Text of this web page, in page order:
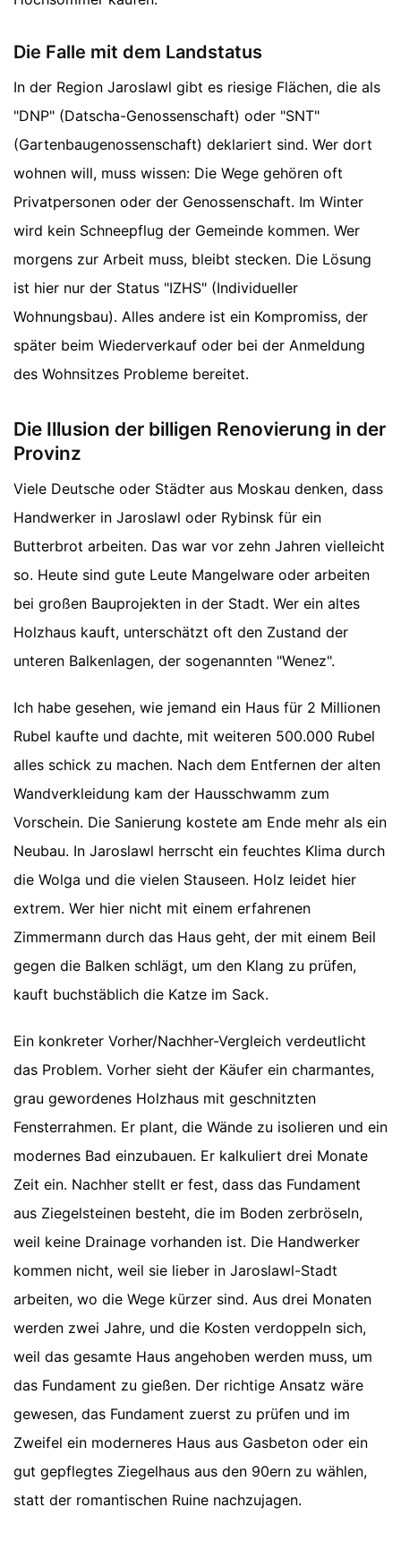
Die Falle mit dem Landstatus
In der Region Jaroslawl gibt es riesige Flächen, die als
"DNP" (Datscha-Genossenschaft) oder "SNT"
(Gartenbaugenossenschaft) deklariert sind. Wer dort
wohnen will, muss wissen: Die Wege gehören oft
Privatpersonen oder der Genossenschaft. Im Winter
wird kein Schneepflug der Gemeinde kommen. Wer
morgens zur Arbeit muss, bleibt stecken. Die Lösung
ist hier nur der Status "IZHS" (Individueller
Wohnungsbau). Alles andere ist ein Kompromiss, der
später beim Wiederverkauf oder bei der Anmeldung
des Wohnsitzes Probleme bereitet.
Die Illusion der billigen Renovierung in der
Provinz
Viele Deutsche oder Städter aus Moskau denken, dass
Handwerker in Jaroslawl oder Rybinsk für ein
Butterbrot arbeiten. Das war vor zehn Jahren vielleicht
so. Heute sind gute Leute Mangelware oder arbeiten
bei großen Bauprojekten in der Stadt. Wer ein altes
Holzhaus kauft, unterschätzt oft den Zustand der
unteren Balkenlagen, der sogenannten "Wenez".
Ich habe gesehen, wie jemand ein Haus für 2 Millionen
Rubel kaufte und dachte, mit weiteren 500.000 Rubel
alles schick zu machen. Nach dem Entfernen der alten
Wandverkleidung kam der Hausschwamm zum
Vorschein. Die Sanierung kostete am Ende mehr als ein
Neubau. In Jaroslawl herrscht ein feuchtes Klima durch
die Wolga und die vielen Stauseen. Holz leidet hier
extrem. Wer hier nicht mit einem erfahrenen
Zimmermann durch das Haus geht, der mit einem Beil
gegen die Balken schlägt, um den Klang zu prüfen,
kauft buchstäblich die Katze im Sack.
Ein konkreter Vorher/Nachher-Vergleich verdeutlicht
das Problem. Vorher sieht der Käufer ein charmantes,
grau gewordenes Holzhaus mit geschnitzten
Fensterrahmen. Er plant, die Wände zu isolieren und ein
modernes Bad einzubauen. Er kalkuliert drei Monate
Zeit ein. Nachher stellt er fest, dass das Fundament
aus Ziegelsteinen besteht, die im Boden zerbröseln,
weil keine Drainage vorhanden ist. Die Handwerker
kommen nicht, weil sie lieber in Jaroslawl-Stadt
arbeiten, wo die Wege kürzer sind. Aus drei Monaten
werden zwei Jahre, und die Kosten verdoppeln sich,
weil das gesamte Haus angehoben werden muss, um
das Fundament zu gießen. Der richtige Ansatz wäre
gewesen, das Fundament zuerst zu prüfen und im
Zweifel ein moderneres Haus aus Gasbeton oder ein
gut gepflegtes Ziegelhaus aus den 90ern zu wählen,
statt der romantischen Ruine nachzujagen.